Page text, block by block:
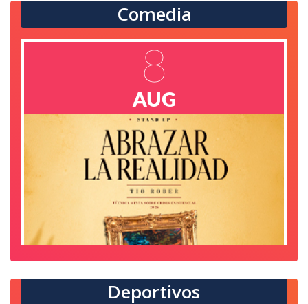
Miche Fest 2026
en Cd Juárez
Lienzo Charro Adolfo López Mateos
8
AUG
Comedia
8
AUG
Deportivos